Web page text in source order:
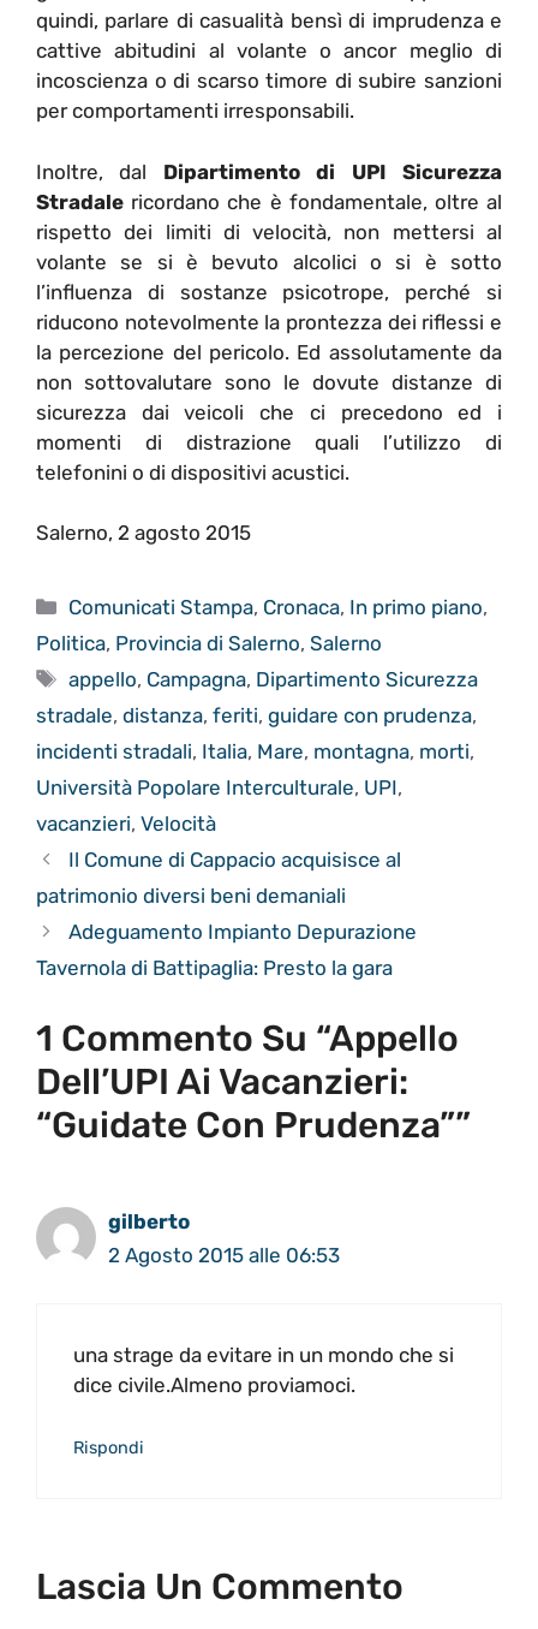
quindi, parlare di casualità bensì di imprudenza e
cattive abitudini al volante o ancor meglio di
incoscienza o di scarso timore di subire sanzioni
per comportamenti irresponsabili.
Inoltre, dal Dipartimento di UPI Sicurezza
Stradale ricordano che è fondamentale, oltre al
rispetto dei limiti di velocità, non mettersi al
volante se si è bevuto alcolici o si è sotto
l’influenza di sostanze psicotrope, perché si
riducono notevolmente la prontezza dei riflessi e
la percezione del pericolo. Ed assolutamente da
non sottovalutare sono le dovute distanze di
sicurezza dai veicoli che ci precedono ed i
momenti di distrazione quali l’utilizzo di
telefonini o di dispositivi acustici.
Salerno, 2 agosto 2015
Categorie
Comunicati Stampa, Cronaca, In primo piano,
Politica, Provincia di Salerno, Salerno
Tag
appello, Campagna, Dipartimento Sicurezza
stradale, distanza, feriti, guidare con prudenza,
incidenti stradali, Italia, Mare, montagna, morti,
Università Popolare Interculturale, UPI,
vacanzieri, Velocità
Il Comune di Cappacio acquisisce al
patrimonio diversi beni demaniali
Adeguamento Impianto Depurazione
Tavernola di Battipaglia: Presto la gara
1 Commento Su “Appello
Dell’UPI Ai Vacanzieri:
“Guidate Con Prudenza””
gilberto
2 Agosto 2015 alle 06:53
una strage da evitare in un mondo che si
dice civile.Almeno proviamoci.
Rispondi
Lascia Un Commento